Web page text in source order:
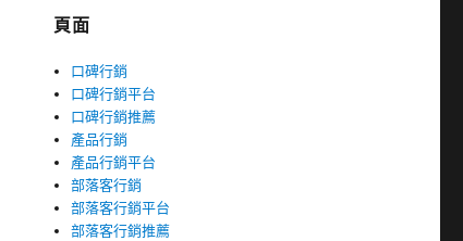
頁面
口碑行銷
口碑行銷平台
口碑行銷推薦
產品行銷
產品行銷平台
部落客行銷
部落客行銷平台
部落客行銷推薦